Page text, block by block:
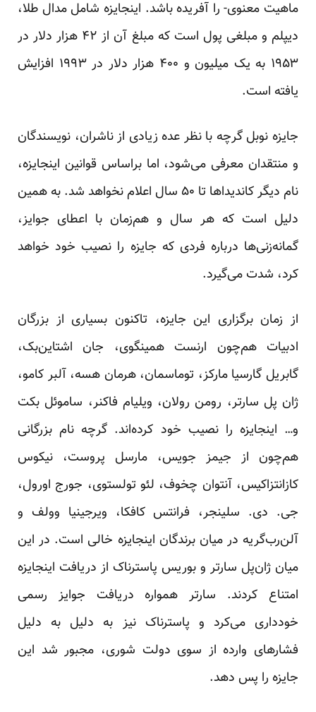
ماهیت معنوی- را آفریده باشد. اینجایزه شامل مدال طلا،
دیپلم و مبلغی پول است که مبلغ آن از ۴۲ هزار دلار در
۱۹۵۳ به یک میلیون و ۴۰۰ هزار دلار در ۱۹۹۳ افزایش
یافته است.
جایزه نوبل گرچه با نظر عده‌ زیادی از ناشران، نویسندگان
و منتقدان معرفی می‌شود، اما براساس قوانین اینجایزه،
نام دیگر کاندیدا‌ها تا ۵۰ سال اعلام نخواهد شد. به همین
دلیل است که هر سال و هم‌زمان با اعطای جوایز،
گمانه‌زنی‌ها درباره فردی که جایزه را نصیب خود خواهد
کرد، شدت می‌گیرد.
از زمان برگزاری این جایزه، تاکنون بسیاری از بزرگان
ادبیات هم‌چون ارنست همینگوی، جان اشتاین‌بک،
گابریل گارسیا مارکز، توماسمان، هرمان هسه، آلبر کامو،
ژان پل سار‌تر، رومن رولان، ویلیام فاکنر، ساموئل بکت
و… اینجایزه را نصیب خود کرده‌اند. گرچه نام بزرگانی
هم‌چون از جیمز جویس، مارسل پروست، نیکوس
کازانتزاکیس، آنتوان چخوف، لئو تولستوی، جورج اورول،
جی. ‌دی. ‌سلینجر، فرانتس کافکا، ویرجینیا وولف و
آلن‌رب‌گریه در میان برندگان اینجایزه خالی است. در این
میان ژان‌پل سار‌تر و بوریس پاسترناک از دریافت اینجایزه
امتناع کردند. سار‌تر همواره دریافت جوایز رسمی
خودداری می‌کرد و پاسترناک نیز به دلیل به دلیل
فشارهای وارده از سوی دولت شوری، مجبور شد این
جایزه را پس دهد.